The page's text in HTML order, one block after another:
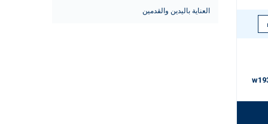
العناية باليدين والقدمين